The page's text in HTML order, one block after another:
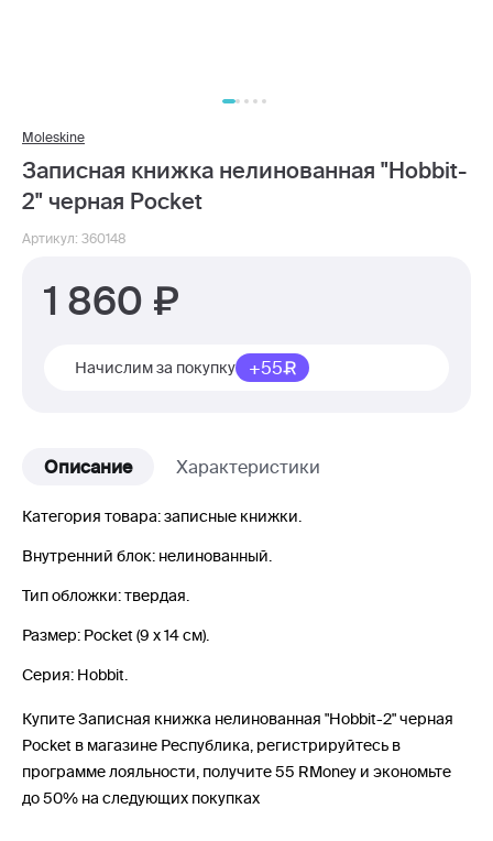
Moleskine
Записная книжка нелинованная "Hobbit-
2" черная Pocket
Артикул: 360148
1 860
Начислим за покупку +55
Описание Характеристики
Категория товара: записные книжки.
Внутренний блок: нелинованный.
Тип обложки: твердая.
Размер: Pocket (9 x 14 см).
Серия: Hobbit.
Купите Записная книжка нелинованная "Hobbit-2" черная
Pocket в магазине Республика, регистрируйтесь в
программе лояльности, получите 55 RMoney и экономьте
до 50% на следующих покупках